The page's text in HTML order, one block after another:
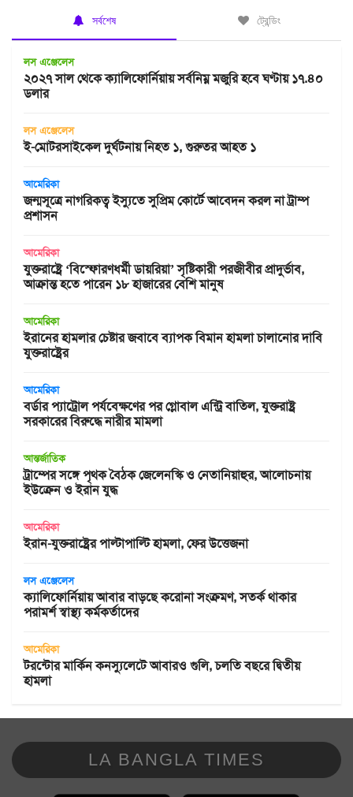
সর্বশেষ ট্রেন্ডিং
লস এঞ্জেলেস
২০২৭ সাল থেকে ক্যালিফোর্নিয়ায় সর্বনিম্ন মজুরি হবে ঘণ্টায় ১৭.৪০
ডলার
লস এঞ্জেলেস
ই-মোটরসাইকেল দুর্ঘটনায় নিহত ১, গুরুতর আহত ১
আমেরিকা
জন্মসূত্রে নাগরিকত্ব ইস্যুতে সুপ্রিম কোর্টে আবেদন করল না ট্রাম্প
প্রশাসন
আমেরিকা
যুক্তরাষ্ট্রে ‘বিস্ফোরণধর্মী ডায়রিয়া’ সৃষ্টিকারী পরজীবীর প্রাদুর্ভাব,
আক্রান্ত হতে পারেন ১৮ হাজারের বেশি মানুষ
আমেরিকা
ইরানের হামলার চেষ্টার জবাবে ব্যাপক বিমান হামলা চালানোর দাবি
যুক্তরাষ্ট্রের
আমেরিকা
বর্ডার প্যাট্রোল পর্যবেক্ষণের পর গ্লোবাল এন্ট্রি বাতিল, যুক্তরাষ্ট্র
সরকারের বিরুদ্ধে নারীর মামলা
আন্তর্জাতিক
ট্রাম্পের সঙ্গে পৃথক বৈঠক জেলেনস্কি ও নেতানিয়াহুর, আলোচনায়
ইউক্রেন ও ইরান যুদ্ধ
আমেরিকা
ইরান-যুক্তরাষ্ট্রের পাল্টাপাল্টি হামলা, ফের উত্তেজনা
লস এঞ্জেলেস
ক্যালিফোর্নিয়ায় আবার বাড়ছে করোনা সংক্রমণ, সতর্ক থাকার
পরামর্শ স্বাস্থ্য কর্মকর্তাদের
আমেরিকা
টরন্টোর মার্কিন কনস্যুলেটে আবারও গুলি, চলতি বছরে দ্বিতীয়
হামলা
LA BANGLA TIMES